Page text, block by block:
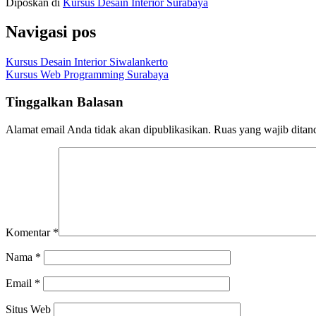
Navigasi pos
Kursus Desain Interior Siwalankerto
Kursus Web Programming Surabaya
Tinggalkan Balasan
Alamat email Anda tidak akan dipublikasikan. Ruas yang wajib
Komentar *
Nama *
Email *
Situs Web